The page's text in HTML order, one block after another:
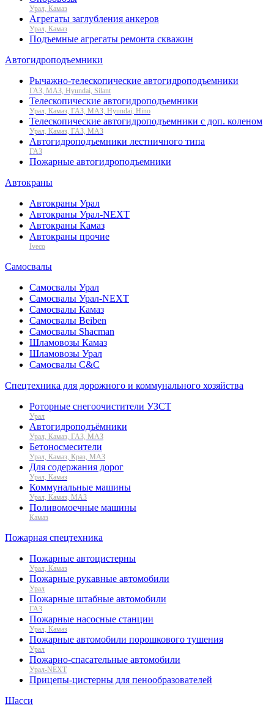
Урал, Камаз
Агрегаты заглубления анкеров
Урал, Камаз
Подъемные агрегаты ремонта скважин
Автогидроподъемники
Рычажно-телескопические автогидроподъемники
ГАЗ, МАЗ, Hyundai, Silant
Телескопические автогидроподъемники
Урал, Камаз, ГАЗ, МАЗ, Hyundai, Hino
Телескопические автогидроподъемники с доп. коленом
Урал, Камаз, ГАЗ, МАЗ
Автогидроподъемники лестничного типа
ГАЗ
Пожарные автогидроподъемники
Автокраны
Автокраны Урал
Автокраны Урал-NEXT
Автокраны Камаз
Автокраны прочие
Iveco
Самосвалы
Самосвалы Урал
Самосвалы Урал-NEXT
Самосвалы Камаз
Самосвалы Beiben
Самосвалы Shacman
Шламовозы Камаз
Шламовозы Урал
Самосвалы C&C
Спецтехника для дорожного и коммунального хозяйства
Роторные снегоочистители УЗСТ
Урал
Автогидроподъёмники
Урал, Камаз, ГАЗ, МАЗ
Бетоносмесители
Урал, Камаз, Краз, МАЗ
Для содержания дорог
Урал, Камаз
Коммунальные машины
Урал, Камаз, МАЗ
Поливомоечные машины
Камаз
Пожарная спецтехника
Пожарные автоцистерны
Урал, Камаз
Пожарные рукавные автомобили
Урал
Пожарные штабные автомобили
ГАЗ
Пожарные насосные станции
Урал, Камаз
Пожарные автомобили порошкового тушения
Урал
Пожарно-спасательные автомобили
Урал-NEXT
Прицепы-цистерны для пенообразователей
Шасси